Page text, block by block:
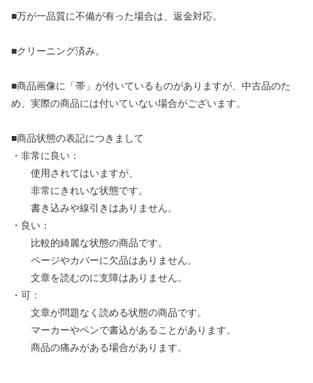
■万が一品質に不備が有った場合は、返金対応。
■クリーニング済み。
■商品画像に「帯」が付いているものがありますが、中古品のた
め、実際の商品には付いていない場合がございます。
■商品状態の表記につきまして
・非常に良い：
使用されてはいますが、
非常にきれいな状態です。
書き込みや線引きはありません。
・良い：
比較的綺麗な状態の商品です。
ページやカバーに欠品はありません。
文章を読むのに支障はありません。
・可：
文章が問題なく読める状態の商品です。
マーカーやペンで書込があることがあります。
商品の痛みがある場合があります。